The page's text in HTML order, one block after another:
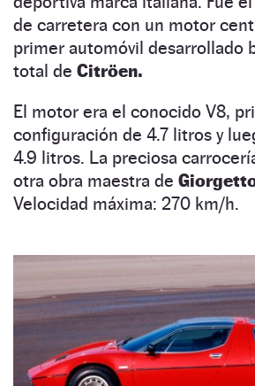
de carretera con un motor
primer automóvil desarrollado
total de Citröen.
El motor era el conocido V8,
configuración de 4.7 litros y
4.9 litros. La preciosa
otra obra maestra de
Velocidad máxima: 270 km/h.